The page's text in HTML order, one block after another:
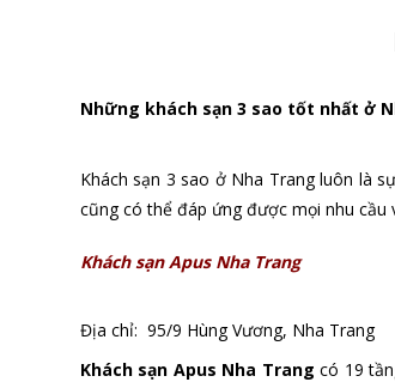
Những khách sạn 3 sao tốt nhất ở
Khách sạn 3 sao ở Nha Trang luôn là
cũng có thể đáp ứng được mọi nhu cầu
Khách sạn Apus Nha Trang
Địa chỉ: 95/9 Hùng Vương, Nha Trang
Khách sạn Apus Nha Trang có 19